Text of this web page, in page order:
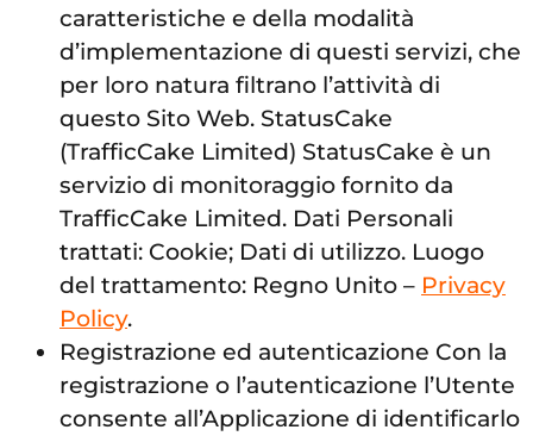
caratteristiche e della modalità
d’implementazione di questi servizi, che
per loro natura filtrano l’attività di
questo Sito Web. StatusCake
(TrafficCake Limited) StatusCake è un
servizio di monitoraggio fornito da
TrafficCake Limited. Dati Personali
trattati: Cookie; Dati di utilizzo. Luogo
del trattamento: Regno Unito – Privacy
Policy.
Registrazione ed autenticazione Con la
registrazione o l’autenticazione l’Utente
consente all’Applicazione di identificarlo